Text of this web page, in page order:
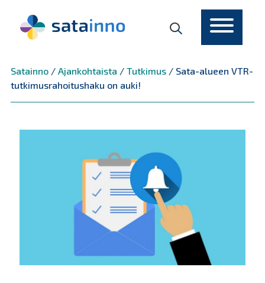
Satainno/ Ajankohtaista / Tutkimus/ Sata-alueen VTR-
tutkimusrahoitushaku on auki!